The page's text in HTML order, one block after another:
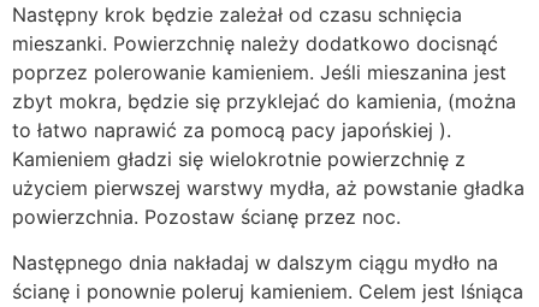
Następny krok będzie zależał od czasu schnięcia
mieszanki. Powierzchnię należy dodatkowo docisnąć
poprzez polerowanie kamieniem. Jeśli mieszanina jest
zbyt mokra, będzie się przyklejać do kamienia, (można
to łatwo naprawić za pomocą pacy japońskiej ).
Kamieniem gładzi się wielokrotnie powierzchnię z
użyciem pierwszej warstwy mydła, aż powstanie gładka
powierzchnia. Pozostaw ścianę przez noc.
Następnego dnia nakładaj w dalszym ciągu mydło na
ścianę i ponownie poleruj kamieniem. Celem jest lśniąca